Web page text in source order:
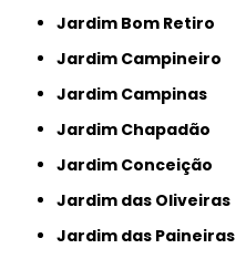
Jardim Bom Retiro
Jardim Campineiro
Jardim Campinas
Jardim Chapadão
Jardim Conceição
Jardim das Oliveiras
Jardim das Paineiras